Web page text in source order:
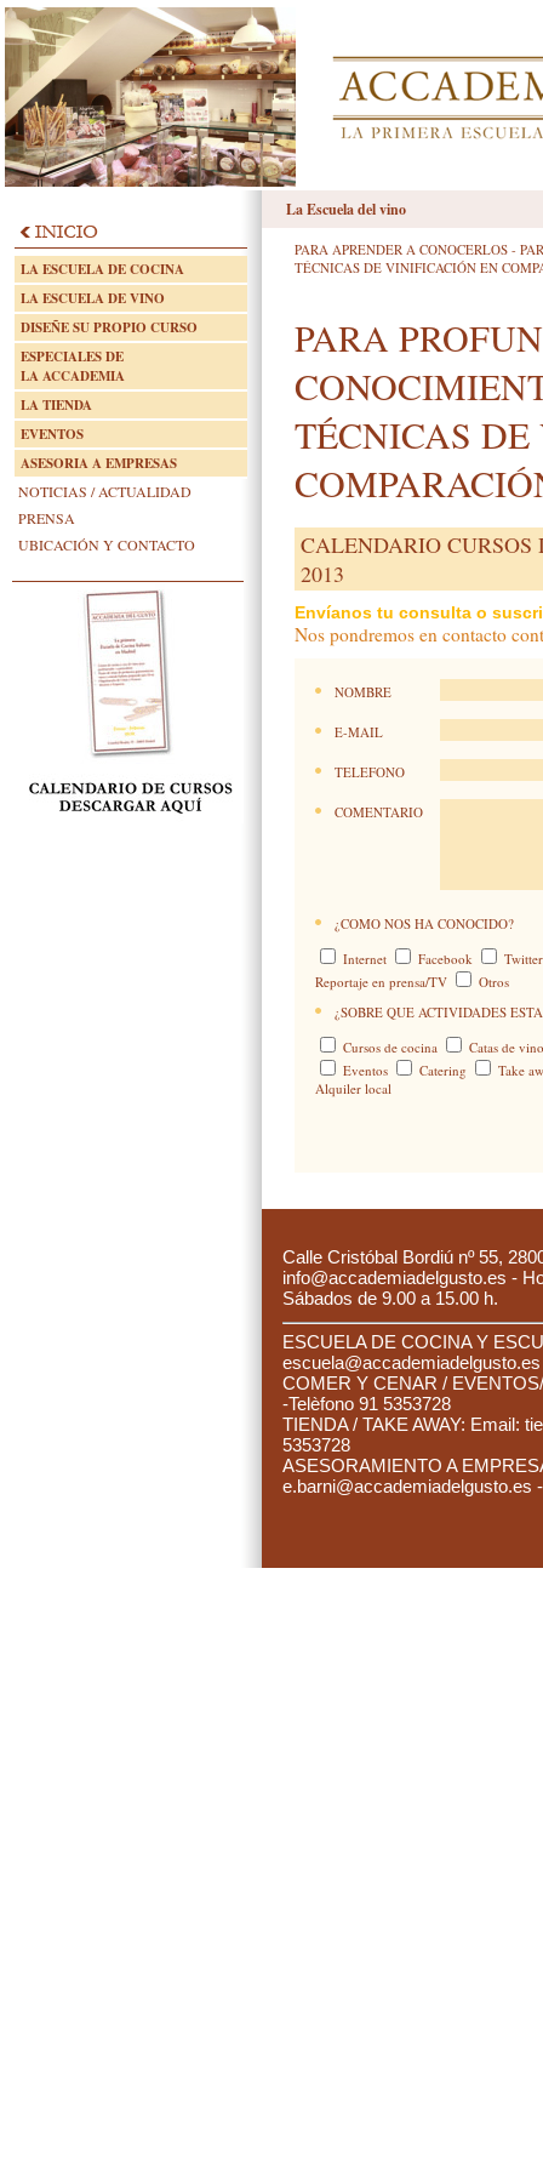
LA ESCUELA DE COCINA
LA ESCUELA DE VINO
DISEÑE SU PROPIO CURSO
ESPECIALES DE
LA ACCADEMIA
LA TIENDA
EVENTOS
ASESORIA A EMPRESAS
NOTICIAS / ACTUALIDAD
PRENSA
UBICACIÓN Y CONTACTO
La Escuela del vino
PARA APRENDER A CONOCERLOS -
TÉCNICAS DE VINIFICACIÓN EN
PARA
TÉCNICAS
CALENDARIO CURSOS
2013
Envíanos tu consulta o
Nos pondremos en contacto
NOMBRE
E-MAIL
TELEFONO
COMENTARIO
¿COMO NOS HA CONOCIDO?
Internet
Facebook
Reportaje en prensa/TV
Otros
¿SOBRE QUE ACTIVIDADES
Cursos de cocina
Catas de
Eventos
Catering
Take
Alquiler local
Calle Cristóbal Bordiú nº 55,
info@accademiadelgusto.es -
Sábados de 9.00 a 15.00 h.
ESCUELA DE COCINA Y
es
COMER Y CENAR /
-Telèfono 91 5353728
TIENDA / TAKE AWAY: Email:
5353728
ASESORAMIENTO A
e.barni@accademiadelgusto.es